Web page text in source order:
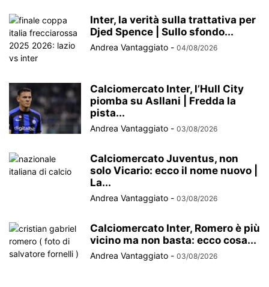
Inter, la verità sulla trattativa per
Djed Spence | Sullo sfondo...
Andrea Vantaggiato - 04/08/2026
Calciomercato Inter, l’Hull City
piomba su Asllani | Fredda la
pista...
Andrea Vantaggiato - 03/08/2026
Calciomercato Juventus, non
solo Vicario: ecco il nome nuovo |
La...
Andrea Vantaggiato - 03/08/2026
Calciomercato Inter, Romero è più
vicino ma non basta: ecco cosa...
Andrea Vantaggiato - 03/08/2026